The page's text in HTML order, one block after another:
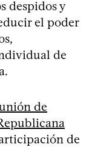
despidos y
el poder
de
de
de